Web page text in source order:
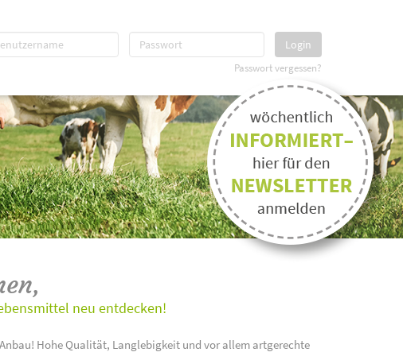
Login
Passwort vergessen?
neu entdecken!
Hohe Qualität, Langlebigkeit und vor allem artgerechte